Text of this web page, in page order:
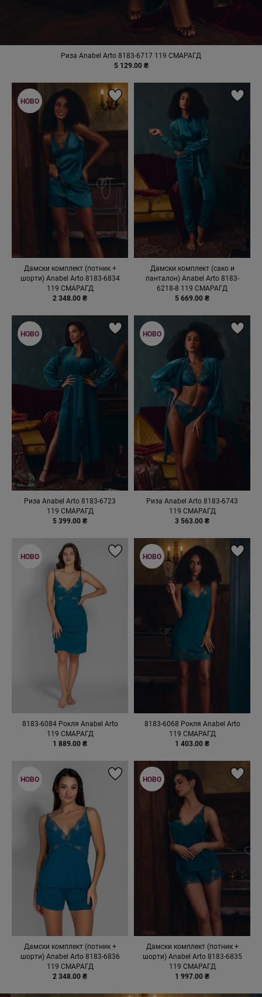
Риза Anabel Arto 8183-6717 119 СМАРАГД
5 129.00 ₴
Дамски комплект (потник +
шорти) Anabel Arto 8183-6834
119 СМАРАГД
2 348.00 ₴
НОВО
Дамски комплект (сако и
панталон) Аnabel Arto 8183-
6218-8 119 СМАРАГД
5 669.00 ₴
Риза Anabel Arto 8183-6723
119 СМАРАГД
5 399.00 ₴
НОВО
Риза Anabel Arto 8183-6743
119 СМАРАГД
3 563.00 ₴
НОВО
8183-6084 Рокля Anabel Arto
119 СМАРАГД
1 889.00 ₴
НОВО
8183-6068 Рокля Anabel Arto
119 СМАРАГД
1 403.00 ₴
НОВО
Дамски комплект (потник +
шорти) Anabel Arto 8183-6836
119 СМАРАГД
2 348.00 ₴
НОВО
Дамски комплект (потник +
шорти) Anabel Arto 8183-6835
119 СМАРАГД
1 997.00 ₴
НОВО